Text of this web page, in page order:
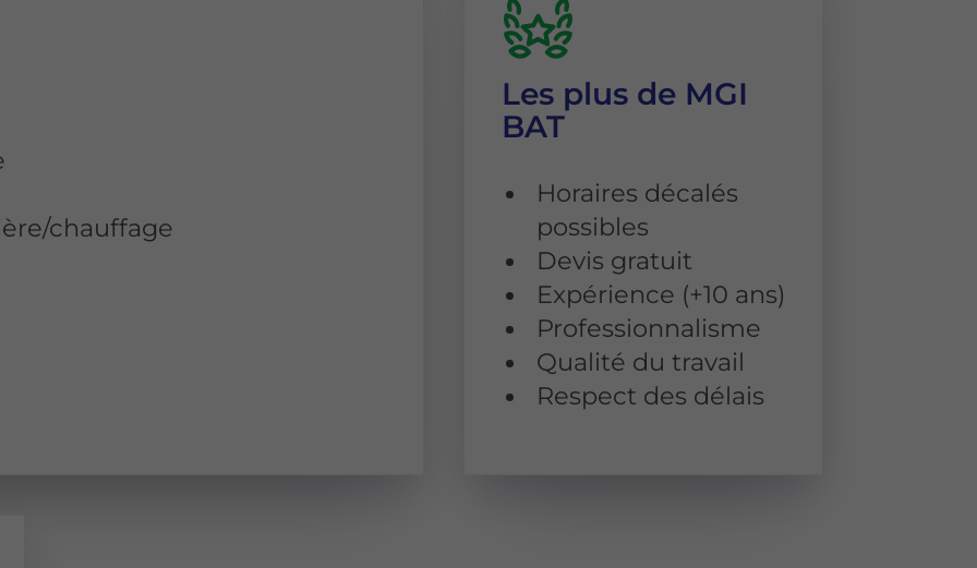
chauffage
Les plus de MGI
BAT
Horaires décalés
possibles
Devis gratuit
Expérience (+10 ans)
Professionnalisme
Qualité du travail
Respect des délais